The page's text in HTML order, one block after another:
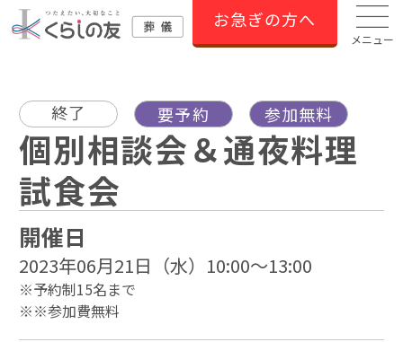
お急ぎの方へ
メニュー
終了 要予約 参加無料
個別相談会＆通夜料理
試食会
開催日
2023年06月21日（水）10:00～13:00
※予約制15名まで
※※参加費無料